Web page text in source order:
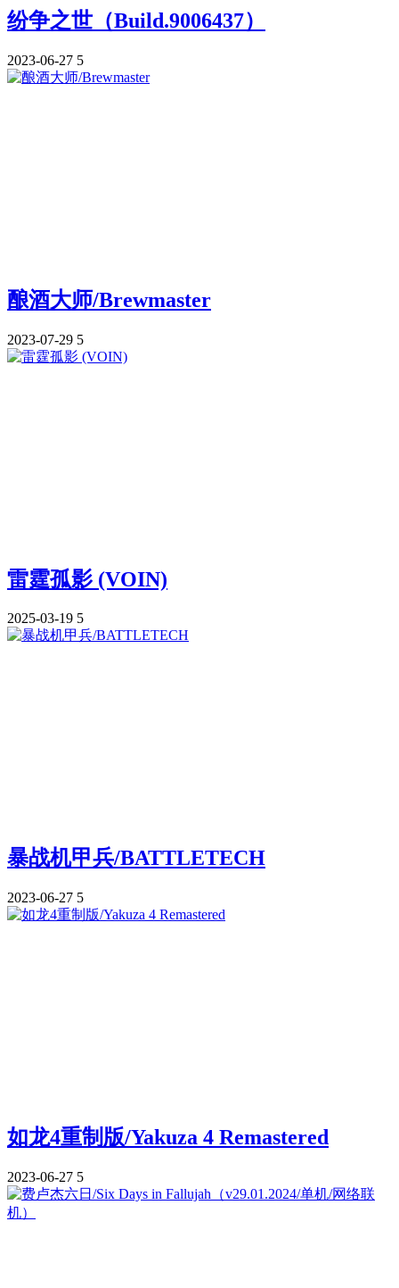
纷争之世（Build.9006437）
2023-06-27 5
酿酒大师/Brewmaster
2023-07-29 5
雷霆孤影 (VOIN)
2025-03-19 5
暴战机甲兵/BATTLETECH
2023-06-27 5
如龙4重制版/Yakuza 4 Remastered
2023-06-27 5